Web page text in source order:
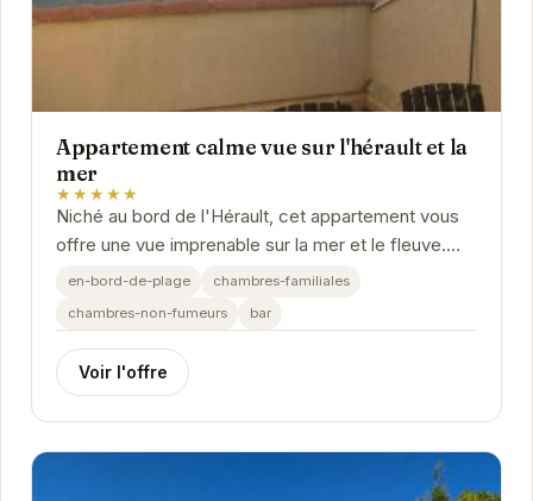
Appartement calme vue sur l'hérault et la
mer
★★★★★
Niché au bord de l'Hérault, cet appartement vous
offre une vue imprenable sur la mer et le fleuve.
Son emplacement privilégié vous permettra de...
en-bord-de-plage
chambres-familiales
chambres-non-fumeurs
bar
Voir l'offre